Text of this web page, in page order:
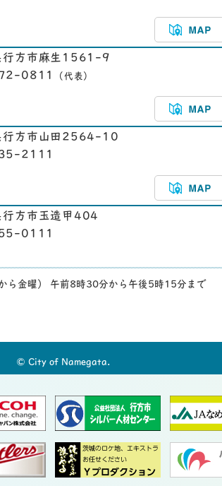
方市麻生1561-9
72-0811
（代表）
方市山田2564-10
35-2111
方市玉造甲404
55-0111
ら金曜） 午前8時30分から午後5時15分まで
© City of Namegata.